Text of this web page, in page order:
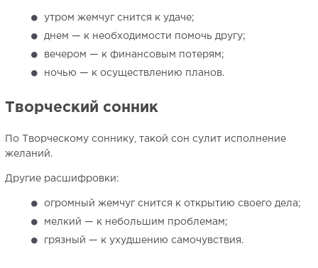
утром жемчуг снится к удаче;
днем — к необходимости помочь другу;
вечером — к финансовым потерям;
ночью — к осуществлению планов.
Творческий сонник
По Творческому соннику, такой сон сулит исполнение
желаний.
Другие расшифровки:
огромный жемчуг снится к открытию своего дела;
мелкий — к небольшим проблемам;
грязный — к ухудшению самочувствия.